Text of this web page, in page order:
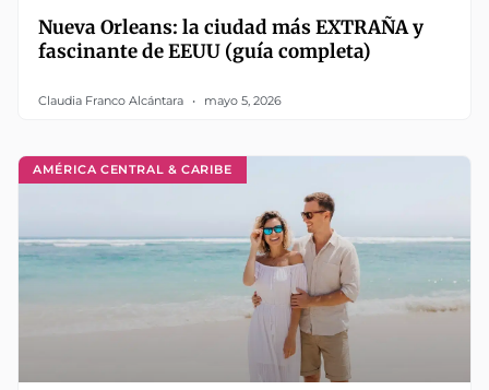
Nueva Orleans: la ciudad más EXTRAÑA y
fascinante de EEUU (guía completa)
Claudia Franco Alcántara mayo 5, 2026
AMÉRICA CENTRAL & CARIBE